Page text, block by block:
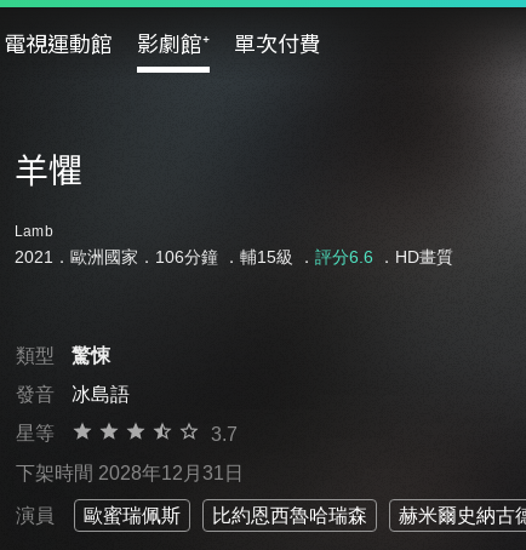
電視運動館 影劇館⁺ 單次付費
羊懼
Lamb
2021．歐洲國家．106分鐘 ． 輔15級 ． 評分6.6 ．HD畫質
類型
驚悚
發音
冰島語
星等
3.7
下架時間 2028年12月31日
演員 歐蜜瑞佩斯 比約恩西魯哈瑞森 赫米爾史納古